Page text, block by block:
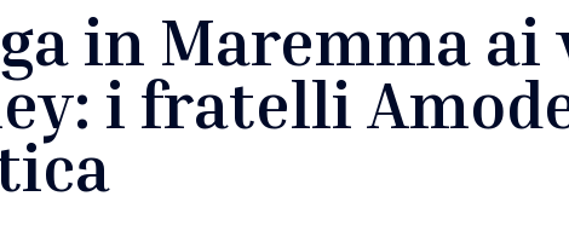
in Maremma
i fratelli